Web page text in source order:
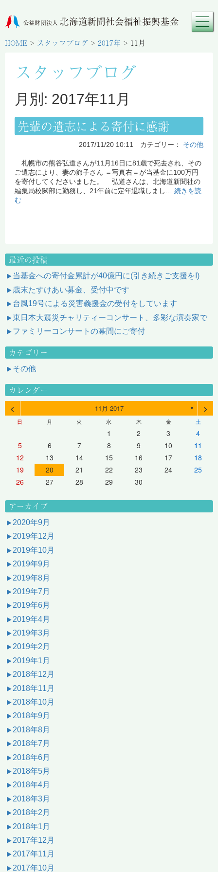
HOME > スタッフブログ > 2017年 > 11月
スタッフブログ
月別: 2017年11月
先輩の遺志による寄付に感謝
2017/11/20 10:11 カテゴリー： その他
札幌市の熊谷弘道さんが11月16日に81歳で死去され、その
ご遺志により、妻の節子さん ＝写真右＝が当基金に100万円
を寄付してくださいました。 弘道さんは、北海道新聞社の
編集局校閲部に勤務し、21年前に定年退職しまし… 続きを読
む
最近の投稿
当基金への寄付金累計が40億円に(引き続きご支援を!)
歳末たすけあい募金、受付中です
台風19号による災害義援金の受付をしています
東日本大震災チャリティーコンサート、多彩な演奏家で
ファミリーコンサートの幕間にご寄付
カテゴリー
その他
カレンダー
< 11月 2017 ▼ >
日 月 火 水 木 金 土
1 2 3
4
5
6 7 8 9 10
11
12
13 14 15 16 17
18
19
20 21 22 23 24
25
26
27 28 29 30
アーカイブ
2020年9月
2019年12月
2019年10月
2019年9月
2019年8月
2019年7月
2019年6月
2019年4月
2019年3月
2019年2月
2019年1月
2018年12月
2018年11月
2018年10月
2018年9月
2018年8月
2018年7月
2018年6月
2018年5月
2018年4月
2018年3月
2018年2月
2018年1月
2017年12月
2017年11月
2017年10月